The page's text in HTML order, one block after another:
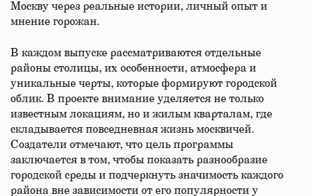
Москву через реальные истории, личный опыт и
мнение горожан.
В каждом выпуске рассматриваются отдельные
районы столицы, их особенности, атмосфера и
уникальные черты, которые формируют городской
облик. В проекте внимание уделяется не только
известным локациям, но и жилым кварталам, где
складывается повседневная жизнь москвичей.
Создатели отмечают, что цель программы
заключается в том, чтобы показать разнообразие
городской среды и подчеркнуть значимость каждого
района вне зависимости от его популярности у